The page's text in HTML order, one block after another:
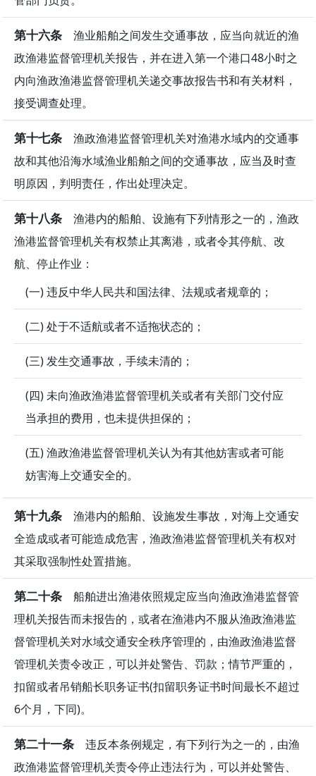
第十六条 渔业船舶之间发生交通事故，应当向就近的渔
政渔港监督管理机关报告，并在进入第一个港口48小时之
内向渔政渔港监督管理机关递交事故报告书和有关材料，
接受调查处理。
第十七条 渔政渔港监督管理机关对渔港水域内的交通事
故和其他沿海水域渔业船舶之间的交通事故，应当及时查
明原因，判明责任，作出处理决定。
第十八条 渔港内的船舶、设施有下列情形之一的，渔政
渔港监督管理机关有权禁止其离港，或者令其停航、改
航、停止作业：
(一) 违反中华人民共和国法律、法规或者规章的；
(二) 处于不适航或者不适拖状态的；
(三) 发生交通事故，手续未清的；
(四) 未向渔政渔港监督管理机关或者有关部门交付应
当承担的费用，也未提供担保的；
(五) 渔政渔港监督管理机关认为有其他妨害或者可能
妨害海上交通安全的。
第十九条 渔港内的船舶、设施发生事故，对海上交通安
全造成或者可能造成危害，渔政渔港监督管理机关有权对
其采取强制性处置措施。
第二十条 船舶进出渔港依照规定应当向渔政渔港监督管
理机关报告而未报告的，或者在渔港内不服从渔政渔港监
督管理机关对水域交通安全秩序管理的，由渔政渔港监督
管理机关责令改正，可以并处警告、罚款；情节严重的，
扣留或者吊销船长职务证书(扣留职务证书时间最长不超过
6个月，下同)。
第二十一条 违反本条例规定，有下列行为之一的，由渔
政渔港监督管理机关责令停止违法行为，可以并处警告、